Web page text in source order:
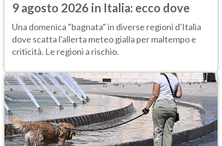
9 agosto 2026 in Italia: ecco dove
Una domenica "bagnata" in diverse regioni d'Italia
dove scatta l'allerta meteo gialla per maltempo e
criticità. Le regioni a rischio.